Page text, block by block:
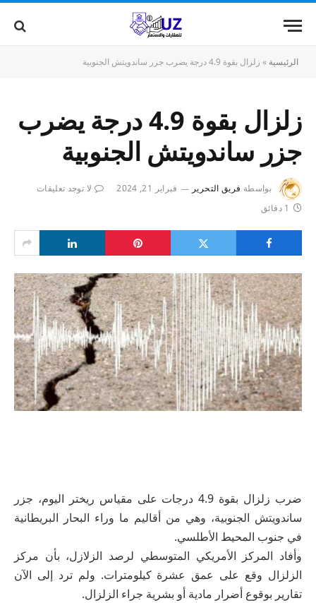
الرئيسية » زلزال بقوة 4.9 درجة يضرب جزر ساندويتش الجنوبية
زلزال بقوة 4.9 درجة يضرب
جزر ساندويتش الجنوبية
بواسطة فريق التحرير فبراير 21, 2024
لا توجد تعليقات
1 دقائق
ضرب زلزال بقوة 4.9 درجات على مقياس ريختر اليوم، جزر
ساندويتش الجنوبية، وهي من أقاليم ما وراء البحار البريطانية
في جنوب المحيط الأطلسي.
وأفاد المركز الأمريكي المتوسطي لرصد الزلازل، بأن مركز
الزلزال وقع على عمق عشرة كيلومترات. ولم ترد إلى الآن
تقارير بوقوع أضرار مادية أو بشرية جراء الزلزال.